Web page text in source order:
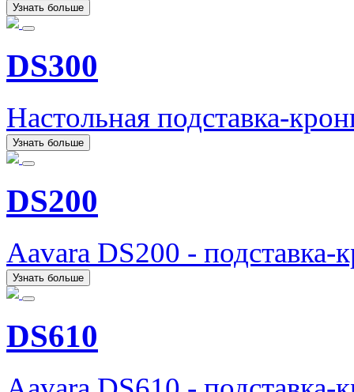
Узнать больше
DS300
Настольная подставка-
Узнать больше
DS200
Aavara DS200 -
Узнать больше
DS610